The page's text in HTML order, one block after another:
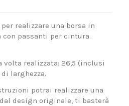
per realizzare una borsa in
con passanti per cintura.
volta realizzata: 26,5 (inclusi
larghezza.
potrai realizzare una
design originale, ti basterà